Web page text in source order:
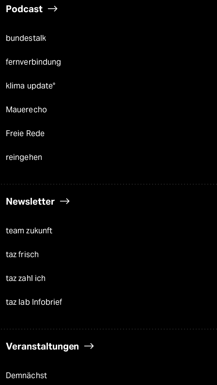
Podcast
bundestalk
fernverbindung
klima update°
Mauerecho
Freie Rede
reingehen
Newsletter
team zukunft
taz frisch
taz zahl ich
taz lab Infobrief
Veranstaltungen
Demnächst